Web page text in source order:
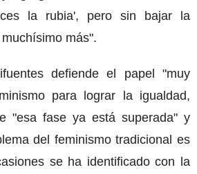
la rubia', pero sin bajar la
más".
defiende el papel "muy
para lograr la igualdad,
"esa fase ya está superada" y
del feminismo tradicional es
se ha identificado con la